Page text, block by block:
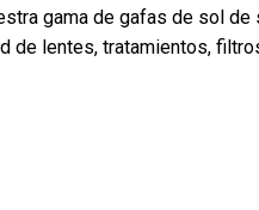
gama de gafas de sol
de lentes, tratamientos,